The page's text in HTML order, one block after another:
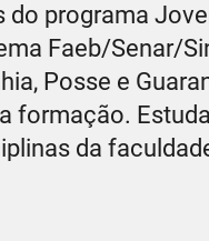
programa
Faeb/Senar/
Posse e
formação.
da